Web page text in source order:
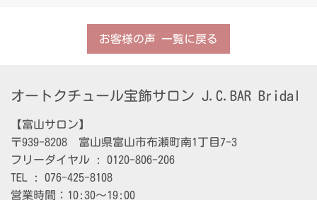
お客様の声 一覧に戻る
オートクチュール宝飾サロン J.C.BAR Bridal
【富山サロン】
〒939-8208　富山県富山市布瀬町南1丁目7-3
フリーダイヤル : 0120-806-206
TEL : 076-425-8108
営業時間：10:30～19:00